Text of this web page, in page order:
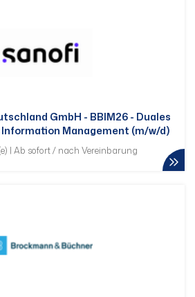
GmbH - BBIM26 - Duales
Management (m/w/d)
| Ab sofort / nach Vereinbarung